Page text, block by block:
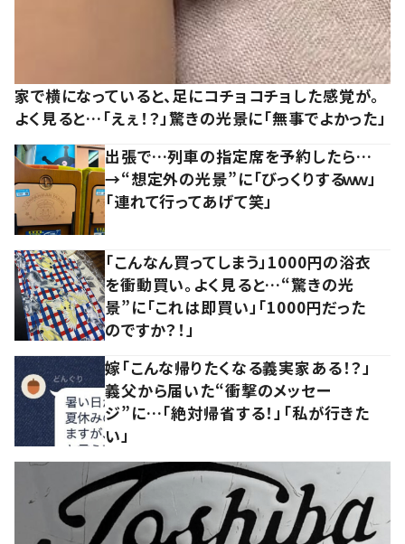
家で横になっていると、足にコチョコチョした感覚が。
よく見ると…「えぇ！？」驚きの光景に「無事でよかった」
出張で…列車の指定席を予約したら…
→“想定外の光景”に「びっくりするｗｗ」
「連れて行ってあげて笑」
「こんなん買ってしまう」1000円の浴衣
を衝動買い。よく見ると…“驚きの光
景”に「これは即買い」「1000円だった
のですか？！」
嫁「こんな帰りたくなる義実家ある！？」
義父から届いた“衝撃のメッセー
ジ”に…「絶対帰省する！」「私が行きた
い」